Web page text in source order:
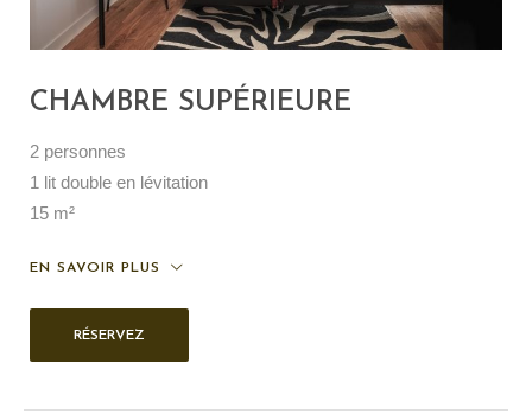
CHAMBRE SUPÉRIEURE
2 personnes
1 lit double en lévitation
15 m²
EN SAVOIR PLUS
RÉSERVEZ